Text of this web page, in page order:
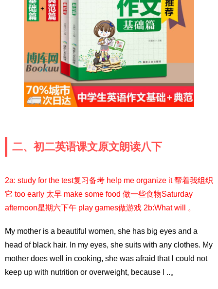
二、初二英语课文原文朗读八下
2a: study for the test复习备考 help me organize it 帮着我组织
它 too early 太早 make some food 做一些食物Saturday
afternoon星期六下午 play games做游戏 2b:What will 。
My mother is a beautiful women, she has big eyes and a
head of black hair. In my eyes, she suits with any clothes. My
mother does well in cooking, she was afraid that l could not
keep up with nutrition or overweight, because l ..。